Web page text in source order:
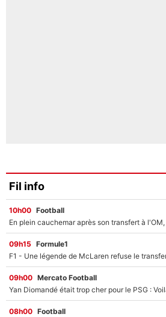
Fil info
10h00 Football
09h15 Formule1
09h00 Mercato Football
08h00 Football